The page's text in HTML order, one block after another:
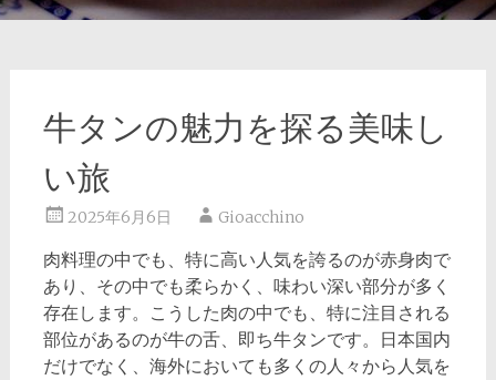
牛タンの魅力を探る美味し
い旅
2025年6月6日 Gioacchino
肉料理の中でも、特に高い人気を誇るのが赤身肉で
あり、その中でも柔らかく、味わい深い部分が多く
存在します。
こうした肉の中でも、特に注目される
部位があるのが牛の舌、即ち牛タンです。日本国内
だけでなく、海外においても多くの人々から人気を